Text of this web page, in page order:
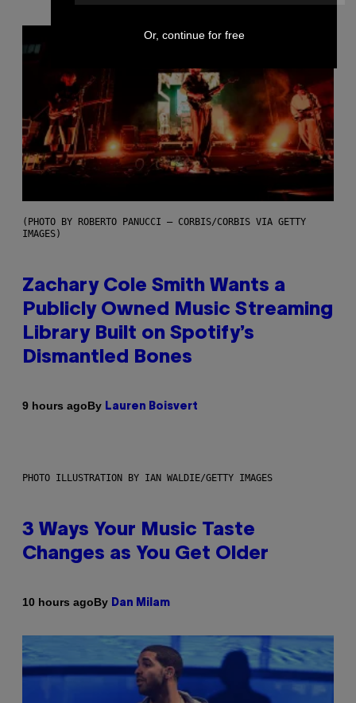
(PHOTO BY ROBERTO PANUCCI – CORBIS/CORBIS VIA GETTY
IMAGES)
Zachary Cole Smith Wants a
Publicly Owned Music Streaming
Library Built on Spotify’s
Dismantled Bones
9 hours agoBy Lauren Boisvert
PHOTO ILLUSTRATION BY IAN WALDIE/GETTY IMAGES
3 Ways Your Music Taste
Changes as You Get Older
10 hours agoBy Dan Milam
Or, continue for free